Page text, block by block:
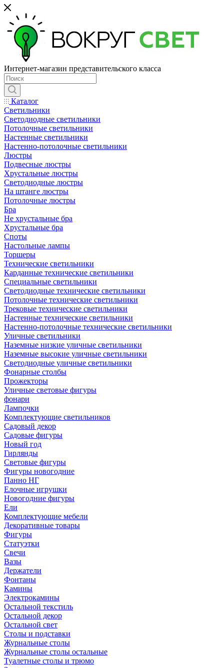
Интернет-магазин представительского класса
Каталог
Светильники
Светодиодные светильники
Потолочные светильники
Настенные светильники
Настенно-потолочные светильники
Люстры
Подвесные люстры
Хрустальные люстры
Светодиодные люстры
На штанге люстры
Потолочные люстры
Бра
Не хрустальные бра
Хрустальные бра
Споты
Настольные лампы
Торшеры
Технические светильники
Карданные технические светильники
Специальные светильники
Светодиодные технические светильники
Потолочные технические светильники
Трековые технические светильники
Настенные технические светильники
Настенно-потолочные технические светильники
Уличные светильники
Наземные низкие уличные светильники
Наземные высокие уличные светильники
Светодиодные уличные светильники
Фонарные столбы
Прожекторы
Уличные световые фигуры
фонари
Лампочки
Комплектующие светильников
Садовый декор
Садовые фигуры
Новый год
Гирлянды
Световые фигуры
Фигуры новогодние
Панно НГ
Елочные игрушки
Новогодние фигуры
Ели
Комплектующие мебели
Декоративные товары
Фигуры
Статуэтки
Свечи
Вазы
Держатели
Фонтаны
Камины
Электрокамины
Остальной текстиль
Остальной декор
Остальной свет
Столы и подставки
Журнальные столы
Журнальные столы остальные
Туалетные столы и трюмо